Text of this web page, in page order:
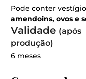
Pode conter
amendoins, ovos e
Validade (após
produção)
6 meses